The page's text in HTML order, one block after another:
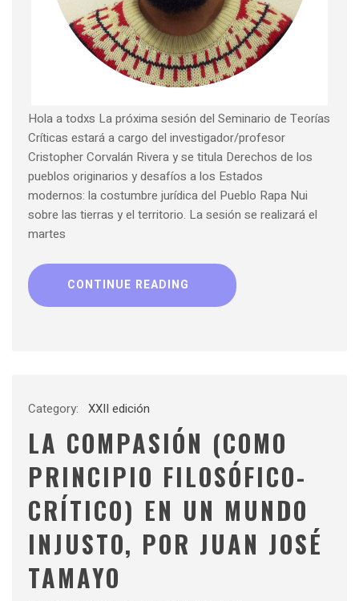
Hola a todxs La próxima sesión del Seminario de Teorías
Críticas estará a cargo del investigador/profesor
Cristopher Corvalán Rivera y se titula Derechos de los
pueblos originarios y desafíos a los Estados
modernos: la costumbre jurídica del Pueblo Rapa Nui
sobre las tierras y el territorio. La sesión se realizará el
martes
CONTINUE READING
Category: XXII edición
LA COMPASIÓN (COMO
PRINCIPIO FILOSÓFICO-
CRÍTICO) EN UN MUNDO
INJUSTO, POR JUAN JOSÉ
TAMAYO